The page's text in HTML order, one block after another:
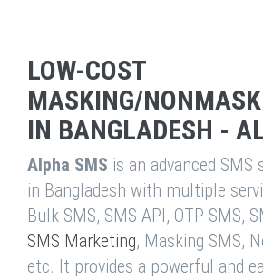
LOW-COST
MASKING/
IN BANGLADESH -
Alpha SMS is an advanced SMS
in Bangladesh with multiple
Bulk SMS, SMS API, OTP SMS,
SMS Marketing, Masking SMS,
etc. It provides a powerful and